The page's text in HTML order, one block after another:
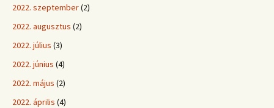
2022. szeptember(2)
2022. augusztus (2)
2022. július (3)
2022. június (4)
2022. május (2)
2022. április (4)